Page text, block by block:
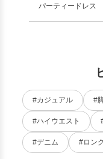
パーティードレス
#カジュアル #
#ハイウエスト
#デニム #ロン